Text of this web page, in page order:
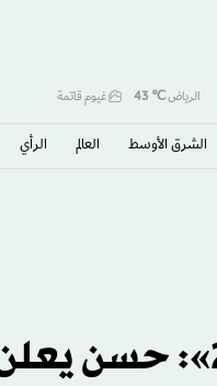
الرياض℃
43 غيوم قاتمة
الشرق الأوسط​ العالم الرأي
«مونديال